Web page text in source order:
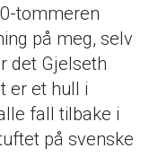
tommeren
på meg, selv
det Gjelseth
er et hull i
fall tilbake i
på svenske